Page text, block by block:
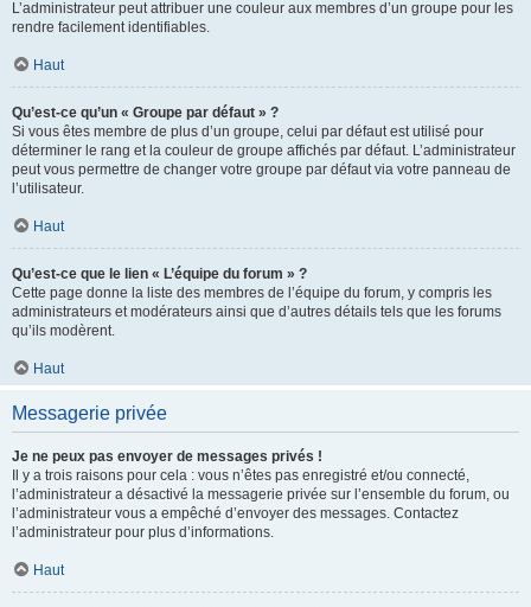
L’administrateur peut attribuer une couleur aux membres d’un groupe pour les
rendre facilement identifiables.
Haut
Qu’est-ce qu’un « Groupe par défaut » ?
Si vous êtes membre de plus d’un groupe, celui par défaut est utilisé pour
déterminer le rang et la couleur de groupe affichés par défaut. L’administrateur
peut vous permettre de changer votre groupe par défaut via votre panneau de
l’utilisateur.
Haut
Qu’est-ce que le lien « L’équipe du forum » ?
Cette page donne la liste des membres de l’équipe du forum, y compris les
administrateurs et modérateurs ainsi que d’autres détails tels que les forums
qu’ils modèrent.
Haut
Messagerie privée
Je ne peux pas envoyer de messages privés !
Il y a trois raisons pour cela : vous n’êtes pas enregistré et/ou connecté,
l’administrateur a désactivé la messagerie privée sur l’ensemble du forum, ou
l’administrateur vous a empêché d’envoyer des messages. Contactez
l’administrateur pour plus d’informations.
Haut